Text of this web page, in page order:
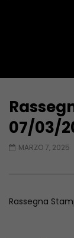
17:38
Rassegna
07/03/
MARZO 7, 2025
Rassegna